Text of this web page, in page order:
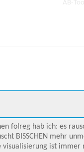
folreg hab ich: es
BISSCHEN mehr
ist immer